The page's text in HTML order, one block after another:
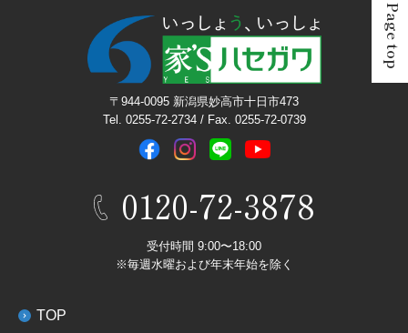
Page top
〒944-0095 新潟県妙高市十日市473
Tel. 0255-72-2734 / Fax. 0255-72-0739
0120-72-3878
受付時間 9:00〜18:00
※毎週水曜および年末年始を除く
TOP